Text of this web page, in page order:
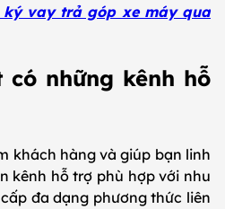
ký vay trả góp xe máy qua
có những kênh hỗ
khách hàng và giúp bạn linh
kênh hỗ trợ phù hợp với nhu
đa dạng phương thức liên